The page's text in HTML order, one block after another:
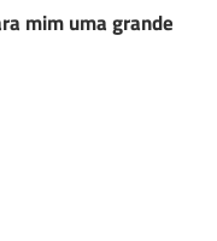
mim uma grande